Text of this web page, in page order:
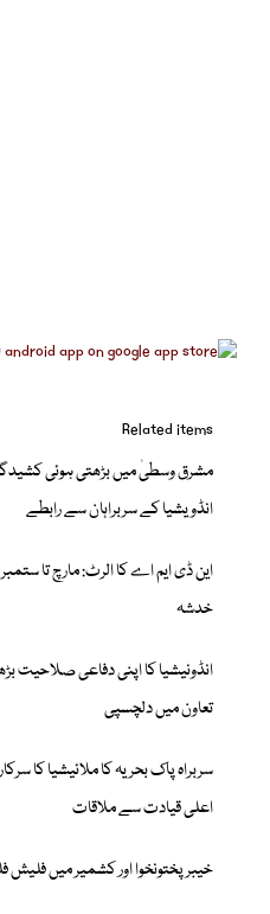
Related items
مشرق وسطیٰ میں بڑھتی ہوئی
انڈویشیا کے سربراہان سے رابطے
این ڈی ایم اے کا الرٹ: مارچ تا
خدشہ
انڈونیشیا کا اپنی دفاعی صلاحیت
تعاون میں دلچسپی
سربراہ پاک بحریہ کا ملائیشیا کا
اعلی قیادت سے ملاقات
خیبرپختونخوا اور کشمیر میں فلیش